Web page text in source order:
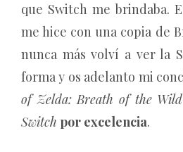
que Switch me brindaba.
me hice con una copia de
nunca más volví a ver la
forma y os adelanto mi
of Zelda: Breath of the
Switch por excelencia.